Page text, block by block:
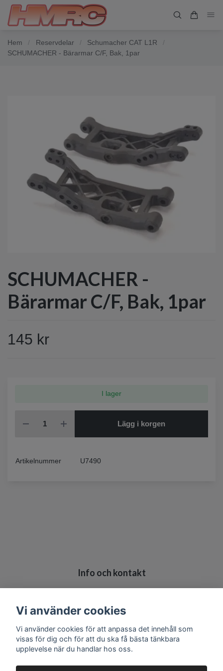
Hem / Reservdelar / Schumacher CAT L1R
/
SCHUMACHER - Bärarmar C/F, Bak, 1par
SCHUMACHER -
Bärarmar C/F, Bak, 1par
145 kr
I lager
Lägg i korgen
Artikelnummer U7490
Info och kontakt
Kontakt
Vi använder cookies
Vi använder cookies för att anpassa det innehåll som
visas för dig och för att du ska få bästa tänkbara
upplevelse när du handlar hos oss.